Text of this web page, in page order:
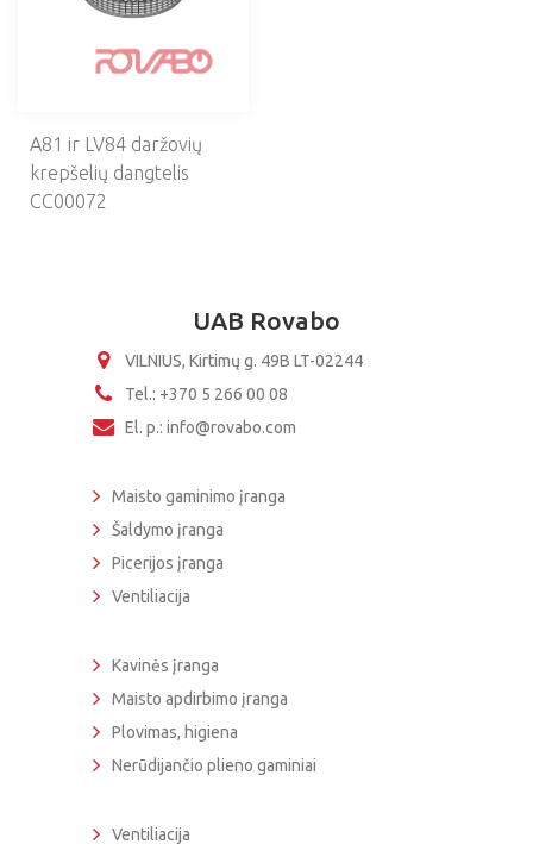
A81 ir LV84 daržovių
krepšelių dangtelis
CC00072
UAB Rovabo
VILNIUS, Kirtimų g. 49B LT-02244
Tel.: +370 5 266 00 08
El. p.: info@rovabo.com
Maisto gaminimo įranga
Šaldymo įranga
Picerijos įranga
Ventiliacija
Kavinės įranga
Maisto apdirbimo įranga
Plovimas, higiena
Nerūdijančio plieno gaminiai
Ventiliacija